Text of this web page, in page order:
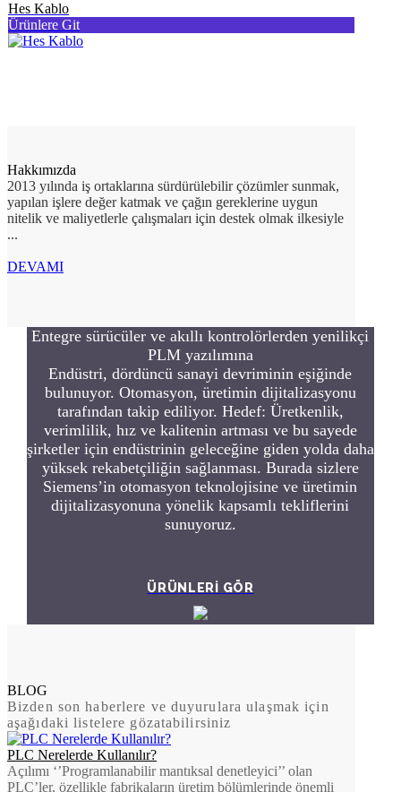
Hes Kablo
Ürünlere Git
Hakkımızda
2013 yılında iş ortaklarına sürdürülebilir çözümler sunmak,
yapılan işlere değer katmak ve çağın gereklerine uygun
nitelik ve maliyetlerle çalışmaları için destek olmak ilkesiyle
...
DEVAMI
Entegre sürücüler ve akıllı kontrolörlerden yenilikçi
PLM yazılımına
Endüstri, dördüncü sanayi devriminin eşiğinde
bulunuyor. Otomasyon, üretimin dijitalizasyonu
tarafından takip ediliyor. Hedef: Üretkenlik,
verimlilik, hız ve kalitenin artması ve bu sayede
şirketler için endüstrinin geleceğine giden yolda daha
yüksek rekabetçiliğin sağlanması. Burada sizlere
Siemens’in otomasyon teknolojisine ve üretimin
dijitalizasyonuna yönelik kapsamlı tekliflerini
sunuyoruz.
ÜRÜNLERİ GÖR
BLOG
Bizden son haberlere ve duyurulara ulaşmak için
aşağıdaki listelere gözatabilirsiniz
PLC Nerelerde Kullanılır?
Açılımı ‘’Programlanabilir mantıksal denetleyici’’ olan
PLC’ler, özellikle fabrikaların üretim bölümlerinde önemli